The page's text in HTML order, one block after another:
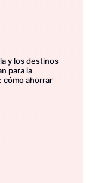
y los destinos
para la
cómo ahorrar